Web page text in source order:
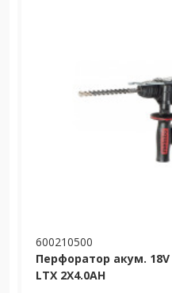
600210500
Перфоратор акум. 18V
LTX 2X4.0AH